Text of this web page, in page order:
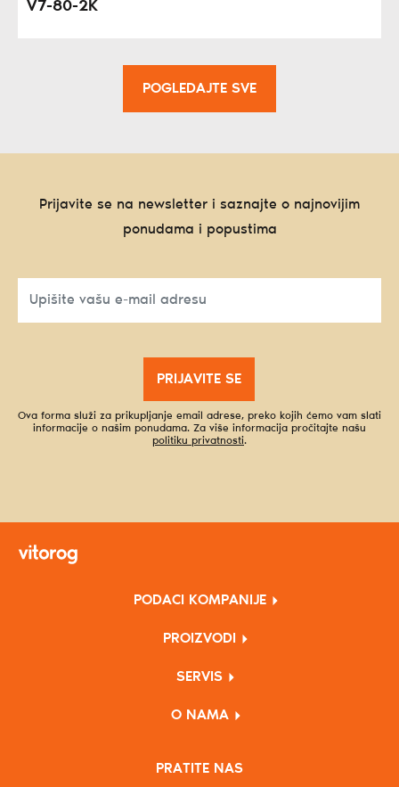
V7-80-2K
POGLEDAJTE SVE
Prijavite se na newsletter i saznajte o najnovijim
ponudama i popustima
PRIJAVITE SE
Ova forma služi za prikupljanje email adrese, preko kojih ćemo vam slati
informacije o našim ponudama. Za više informacija pročitajte našu
politiku privatnosti.
PODACI KOMPANIJE
PROIZVODI
SERVIS
O NAMA
PRATITE NAS